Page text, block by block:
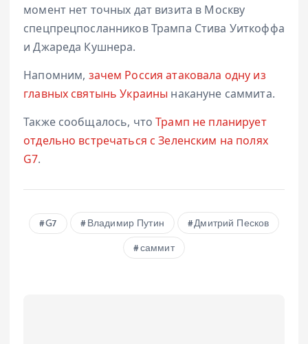
момент нет точных дат визита в Москву
спецпрецпосланников Трампа Стива Уиткоффа
и Джареда Кушнера.
Напомним, зачем Россия атаковала одну из
главных святынь Украины накануне саммита.
Также сообщалось, чтоТрамп не планирует
отдельно встречаться с Зеленским на полях
G7.
G7 Владимир Путин Дмитрий Песков
саммит